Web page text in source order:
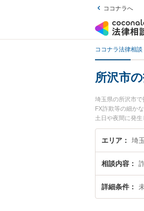
ココナラへ
ココナラ法律相談
所沢市
埼玉県の所沢市
FX詐欺等の細か
土日や夜間に発
相談できる所沢
エリア 埼
相談内容
詳細条件